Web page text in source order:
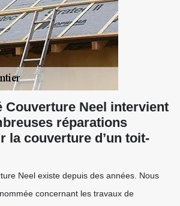
Couverture Neel intervient
réparations
la couverture d’un toit-
Neel existe depuis des années. Nous
concernant les travaux de